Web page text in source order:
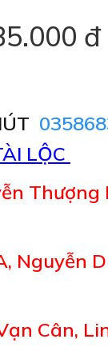
đ
LỘC
Thượng
Nguyễn
Cân,